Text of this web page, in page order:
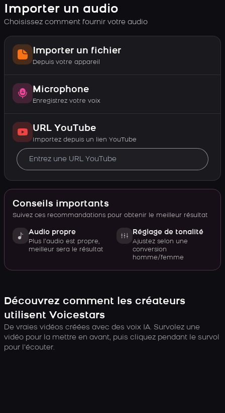
Importer un audio
Choisissez comment fournir votre audio
Importer un fichier
Depuis votre appareil
Microphone
Enregistrez votre voix
URL YouTube
Importez depuis un lien YouTube
Conseils importants
Suivez ces recommandations pour obtenir le meilleur résultat
Audio propre
Plus l’audio est propre,
meilleur sera le résultat
Réglage de tonalité
Ajustez selon une
conversion
homme/femme
Découvrez comment les créateurs
utilisent Voicestars
De vraies vidéos créées avec des voix IA. Survolez une
vidéo pour la mettre en avant, puis cliquez pendant le survol
pour l’écouter.